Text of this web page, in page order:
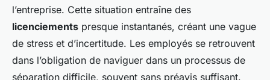
l’entreprise. Cette situation entraîne des
licenciements presque instantanés, créant une vague
de stress et d’incertitude. Les employés se retrouvent
dans l’obligation de naviguer dans un processus de
séparation difficile, souvent sans préavis suffisant.